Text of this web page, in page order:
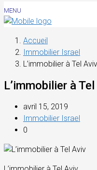
MENU
Accueil
Immobilier Israel
L’immobilier à Tel Aviv
L’immobilier à
avril 15, 2019
Immobilier Israel
0